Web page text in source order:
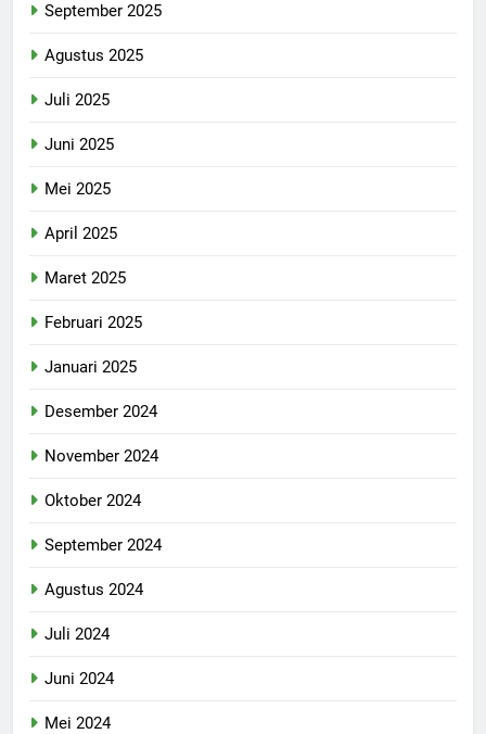
September 2025
Agustus 2025
Juli 2025
Juni 2025
Mei 2025
April 2025
Maret 2025
Februari 2025
Januari 2025
Desember 2024
November 2024
Oktober 2024
September 2024
Agustus 2024
Juli 2024
Juni 2024
Mei 2024